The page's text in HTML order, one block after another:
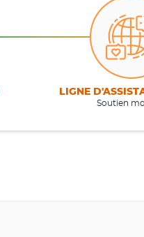
LIGNE
Soutien